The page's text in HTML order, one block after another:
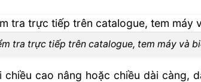
tra trực tiếp trên catalogue, tem máy và
cao nâng hoặc chiều dài càng,